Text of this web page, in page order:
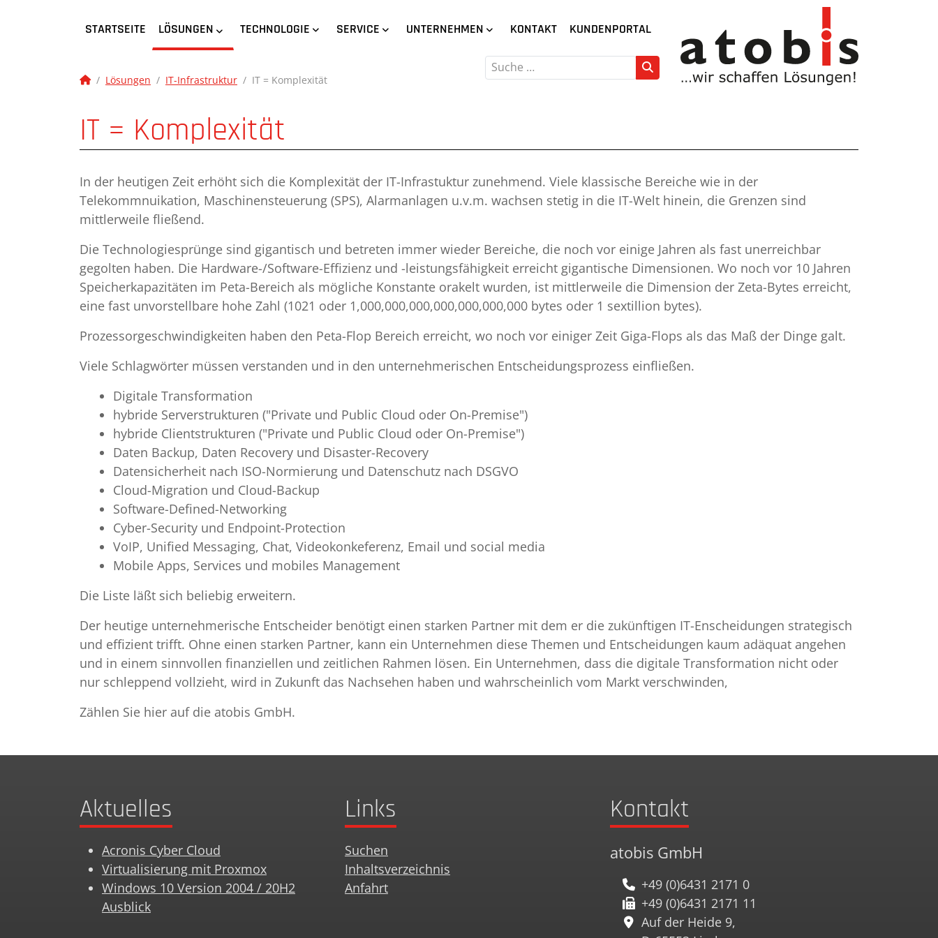
STARTSEITE LÖSUNGEN TECHNOLOGIE SERVICE UNTERNEHMEN KONTAKT KUNDENPORTAL
Lösungen IT-Infrastruktur IT = Komplexität
Suchen
IT = Komplexität
In der heutigen Zeit erhöht sich die Komplexität der IT-Infrastuktur zunehmend. Viele klassische Bereiche wie in der
Telekommnuikation, Maschinensteuerung (SPS), Alarmanlagen u.v.m. wachsen stetig in die IT-Welt hinein, die Grenzen sind
mittlerweile fließend.
Die Technologiesprünge sind gigantisch und betreten immer wieder Bereiche, die noch vor einige Jahren als fast unerreichbar
gegolten haben. Die Hardware-/Software-Effizienz und -leistungsfähigkeit erreicht gigantische Dimensionen. Wo noch vor 10 Jahren
Speicherkapazitäten im Peta-Bereich als mögliche Konstante orakelt wurden, ist mittlerweile die Dimension der Zeta-Bytes erreicht,
eine fast unvorstellbare hohe Zahl (1021 oder 1,000,000,000,000,000,000,000 bytes oder 1 sextillion bytes).
Prozessorgeschwindigkeiten haben den Peta-Flop Bereich erreicht, wo noch vor einiger Zeit Giga-Flops als das Maß der Dinge galt.
Viele Schlagwörter müssen verstanden und in den unternehmerischen Entscheidungsprozess einfließen.
Digitale Transformation
hybride Serverstrukturen ("Private und Public Cloud oder On-Premise")
hybride Clientstrukturen ("Private und Public Cloud oder On-Premise")
Daten Backup, Daten Recovery und Disaster-Recovery
Datensicherheit nach ISO-Normierung und Datenschutz nach DSGVO
Cloud-Migration und Cloud-Backup
Software-Defined-Networking
Cyber-Security und Endpoint-Protection
VoIP, Unified Messaging, Chat, Videokonkeferenz, Email und social media
Mobile Apps, Services und mobiles Management
Die Liste läßt sich beliebig erweitern.
Der heutige unternehmerische Entscheider benötigt einen starken Partner mit dem er die zukünftigen IT-Enscheidungen strategisch
und effizient trifft. Ohne einen starken Partner, kann ein Unternehmen diese Themen und Entscheidungen kaum adäquat angehen
und in einem sinnvollen finanziellen und zeitlichen Rahmen lösen. Ein Unternehmen, dass die digitale Transformation nicht oder
nur schleppend vollzieht, wird in Zukunft das Nachsehen haben und wahrscheinlich vom Markt verschwinden,
Zählen Sie hier auf die atobis GmbH.
Aktuelles
Acronis Cyber Cloud
Virtualisierung mit Proxmox
Windows 10 Version 2004 / 20H2
Ausblick
Links
Suchen
Inhaltsverzeichnis
Anfahrt
Kontakt
atobis GmbH
+49 (0)6431 2171 0
+49 (0)6431 2171 11
Auf der Heide 9,